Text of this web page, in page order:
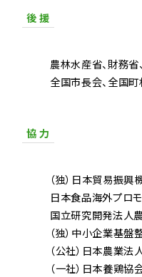
後 援
農林水産省 財務省
全国市長会 全国
協 力
（独）日本貿易振興
日本食品海外プロモ
国立研究開発法人
（独）中小企業基盤
（公社）日本農業法
（一社）日本養鶏協